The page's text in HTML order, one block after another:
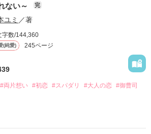
ない～
完
ユミ ／著
字数/144,360
(純愛) 245ページ
#両片想い #初恋 #スパダリ #大人の恋 #御曹司